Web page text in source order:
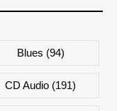
Blues (94)
CD Audio(191)